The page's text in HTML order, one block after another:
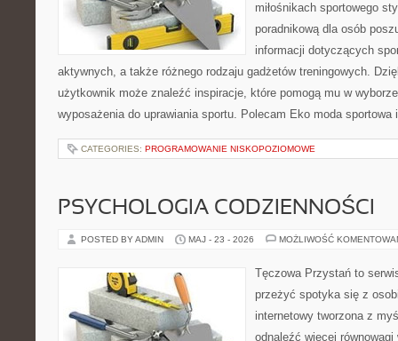
miłośnikach sportowego
poradnikową dla osób
informacji dotyczących
aktywnych, a także różnego rodzaju gadżetów treningowych.
użytkownik może znaleźć inspiracje, które pomogą mu w
wyposażenia do uprawiania sportu. Polecam Eko moda
CATEGORIES: PROGRAMOWANIE NISKOPOZIOMOWE
PSYCHOLOGIA CODZIENNOŚCI
POSTED BY ADMIN MAJ - 23 - 2026 MOŻLIWOŚĆ
Tęczowa Przystań to
przeżyć spotyka się z
internetowy tworzona z
odnaleźć więcej